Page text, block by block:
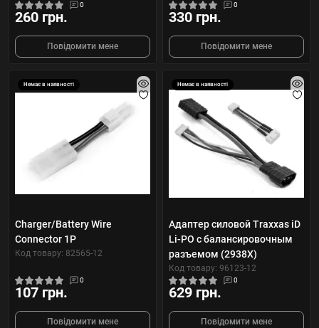
0
260 грн.
Повідомити мене
0
330 грн.
Повідомити мене
Немає в наявності
Charger/Battery Wire
Connector 1P
Код товару: 82565-12
0
107 грн.
Повідомити мене
Немає в наявності
Адаптер силовой Traxxas iD
Li-PO с балансировочным
разъемом (2938X)
Код товару: 96123-12
0
629 грн.
Повідомити мене